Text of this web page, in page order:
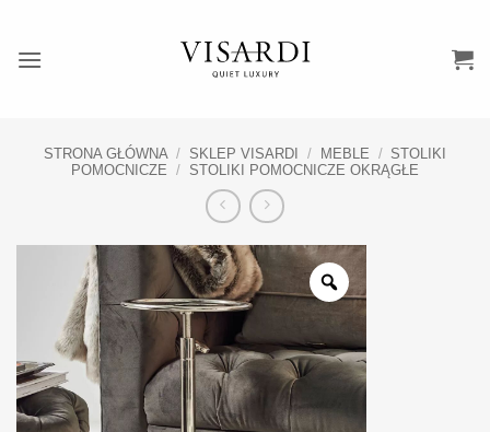
zawartości
STRONA GŁÓWNA / SKLEP VISARDI / MEBLE / STOLIKI
POMOCNICZE / STOLIKI POMOCNICZE OKRĄGŁE